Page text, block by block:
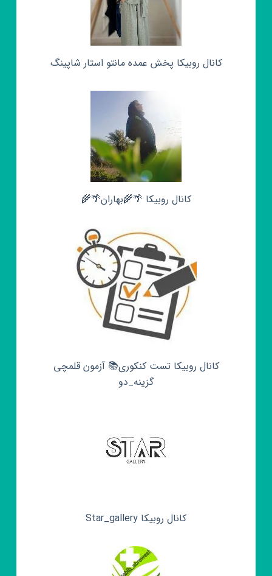
کانال روبیکا پخش عمده مانتو استار شاپینگ
کانال روبیکا 🌴🌾بهاران🌴🌾
کانال روبیکا تست کنکوری📚 آزمون قلمچی‌‌
گزینه_دو
کانال روبیکا Star_gallery